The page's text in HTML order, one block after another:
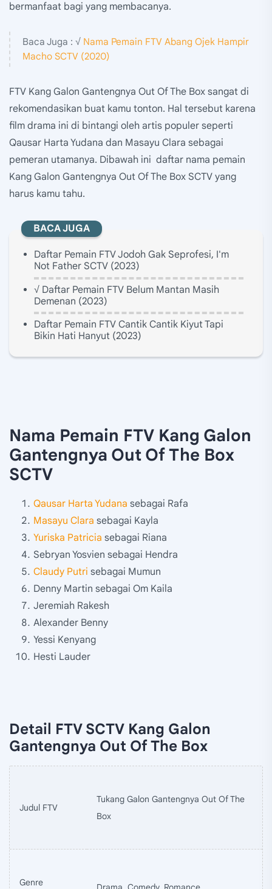
bermanfaat bagi yang membacanya.
Baca Juga : √ Nama Pemain FTV Abang Ojek Hampir
Macho SCTV (2020)
FTV Kang Galon Gantengnya Out Of The Box sangat di
rekomendasikan buat kamu tonton. Hal tersebut karena
film drama ini di bintangi oleh artis populer seperti
Qausar Harta Yudana dan Masayu Clara sebagai
pemeran utamanya. Dibawah ini daftar nama pemain
Kang Galon Gantengnya Out Of The Box SCTV yang
harus kamu tahu.
BACA JUGA
Daftar Pemain FTV Jodoh Gak Seprofesi, I'm
Not Father SCTV (2023)
√ Daftar Pemain FTV Belum Mantan Masih
Demenan (2023)
Daftar Pemain FTV Cantik Cantik Kiyut Tapi
Bikin Hati Hanyut (2023)
Nama Pemain FTV Kang Galon
Gantengnya Out Of The Box
SCTV
Qausar Harta Yudana sebagai Rafa
Masayu Clara sebagai Kayla
Yuriska Patricia sebagai Riana
Sebryan Yosvien sebagai Hendra
Claudy Putri sebagai Mumun
Denny Martin sebagai Om Kaila
​​​​​Jeremiah Rakesh
Alexander Benny
Yessi Kenyang
Hesti Lauder
Detail FTV SCTV Kang Galon
Gantengnya Out Of The Box
Judul FTV
Tukang Galon Gantengnya Out Of The
Box
Genre